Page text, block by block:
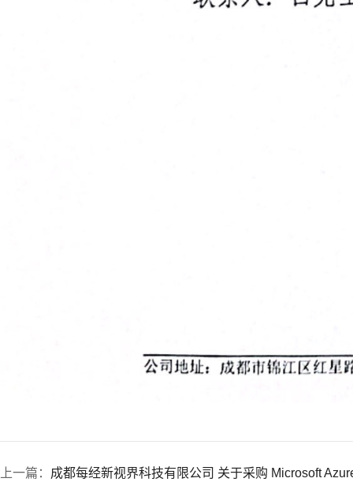
上一篇： 成都每经新视界科技有限公司 关于采购 Microsoft